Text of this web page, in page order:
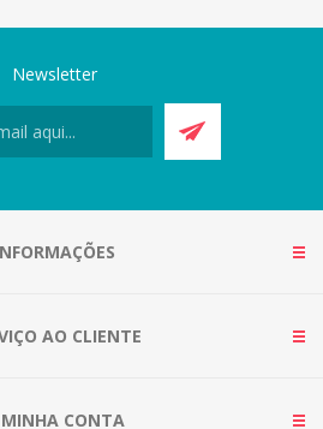
Newsletter
AO CLIENTE
CONTA